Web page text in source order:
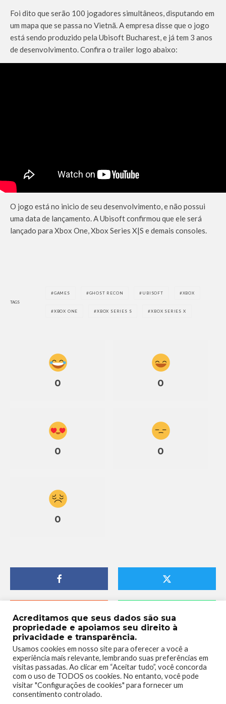
Foi dito que serão 100 jogadores simultâneos, disputando em
um mapa que se passa no Vietnã. A empresa disse que o jogo
está sendo produzido pela Ubisoft Bucharest, e já tem 3 anos
de desenvolvimento. Confira o trailer logo abaixo:
O jogo está no inicio de seu desenvolvimento, e não possui
uma data de lançamento. A Ubisoft confirmou que ele será
lançado para Xbox One, Xbox Series X|S e demais consoles.
TAGS
GAMES GHOST RECON UBISOFT XBOX
XBOX ONE XBOX SERIES S XBOX SERIES X
0 0
0 0
0
Acreditamos que seus dados são sua
propriedade e apoiamos seu direito à
privacidade e transparência.
Usamos cookies em nosso site para oferecer a você a
experiência mais relevante, lembrando suas preferências em
visitas passadas. Ao clicar em “Aceitar tudo”, você concorda
com o uso de TODOS os cookies. No entanto, você pode
visitar "Configurações de cookies" para fornecer um
consentimento controlado.